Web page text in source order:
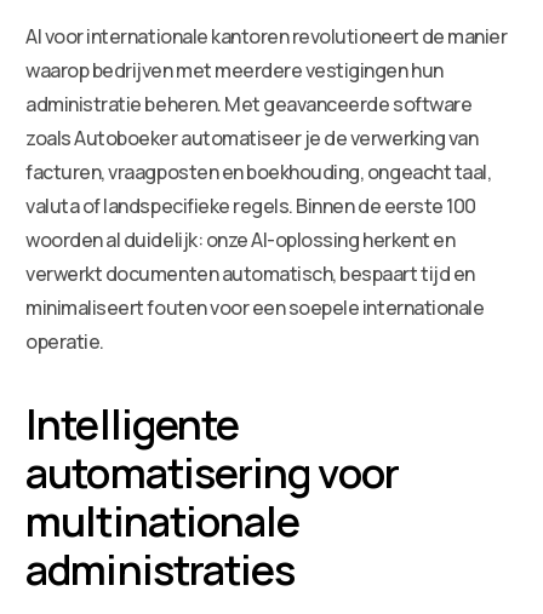
AI voor internationale kantoren revolutioneert de manier
waarop bedrijven met meerdere vestigingen hun
administratie beheren. Met geavanceerde software
zoals Autoboeker automatiseer je de verwerking van
facturen, vraagposten en boekhouding, ongeacht taal,
valuta of landspecifieke regels. Binnen de eerste 100
woorden al duidelijk: onze AI-oplossing herkent en
verwerkt documenten automatisch, bespaart tijd en
minimaliseert fouten voor een soepele internationale
operatie.
Intelligente
automatisering voor
multinationale
administraties